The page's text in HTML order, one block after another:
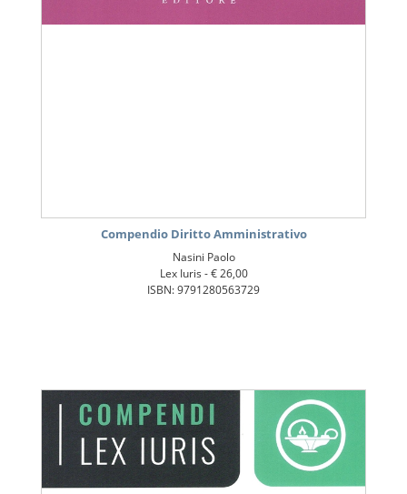
Compendio Diritto Amministrativo
Nasini Paolo
Lex Iuris -€ 26,00
ISBN: 9791280563729